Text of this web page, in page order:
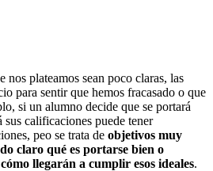
nos plateamos sean poco claras, las
para sentir que hemos fracasado o que
si un alumno decide que se portará
calificaciones puede tener
peo se trata de objetivos muy
claro qué es portarse bien o
llegarán a cumplir esos ideales.